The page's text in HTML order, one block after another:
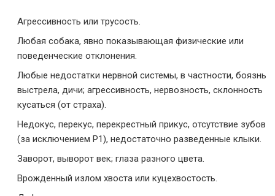
Агрессивность или трусость.
Любая собака, явно показывающая физические или
поведенческие отклонения.
Любые недостатки нервной системы, в частности, боязнь
выстрела, дичи; агрессивность, нервозность, склонность
кусаться (от страха).
Недокус, перекус, перекрестный прикус, отсутствие зубов
(за исключением Р1), недостаточно разведенные клыки.
Заворот, выворот век; глаза разного цвета.
Врожденный излом хвоста или куцехвостость.